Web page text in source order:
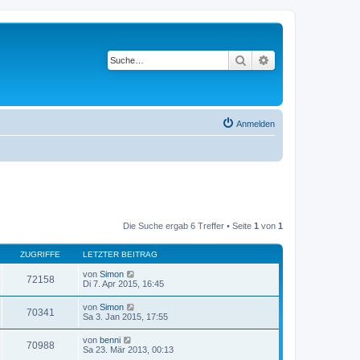
Suche
Anmelden
Die Suche ergab 6 Treffer • Seite 1 von 1
ZUGRIFFE LETZTER BEITRAG
72158 von Simon
Di 7. Apr 2015, 16:45
70341 von Simon
Sa 3. Jan 2015, 17:55
70988 von benni
Sa 23. Mär 2013, 00:13